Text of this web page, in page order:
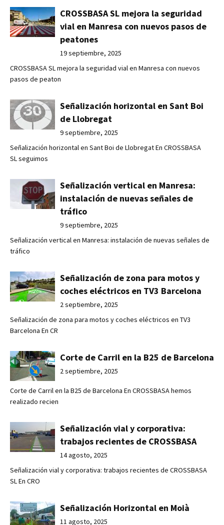
CROSSBASA SL mejora la seguridad
vial en Manresa con nuevos pasos de
peatones
19 septiembre, 2025
CROSSBASA SL mejora la seguridad vial en Manresa con nuevos
pasos de peaton
Señalización horizontal en Sant Boi
de Llobregat
9 septiembre, 2025
Señalización horizontal en Sant Boi de Llobregat En CROSSBASA
SL seguimos
Señalización vertical en Manresa:
instalación de nuevas señales de
tráfico
9 septiembre, 2025
Señalización vertical en Manresa: instalación de nuevas señales de
tráfico
Señalización de zona para motos y
coches eléctricos en TV3 Barcelona
2 septiembre, 2025
Señalización de zona para motos y coches eléctricos en TV3
Barcelona En CR
Corte de Carril en la B25 de Barcelona
2 septiembre, 2025
Corte de Carril en la B25 de Barcelona En CROSSBASA hemos
realizado recien
Señalización vial y corporativa:
trabajos recientes de CROSSBASA
14 agosto, 2025
Señalización vial y corporativa: trabajos recientes de CROSSBASA
SL En CRO
Señalización Horizontal en Moià
11 agosto, 2025